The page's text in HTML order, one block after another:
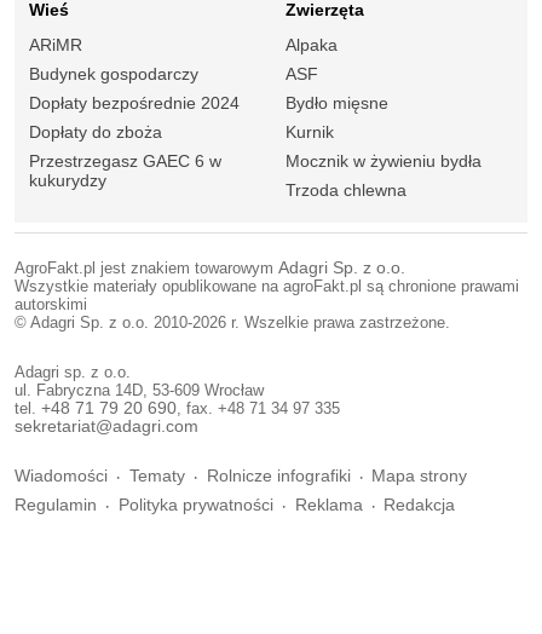
Wieś
ARiMR
Budynek gospodarczy
Dopłaty bezpośrednie 2024
Dopłaty do zboża
Przestrzegasz GAEC 6 w
kukurydzy
Zwierzęta
Alpaka
ASF
Bydło mięsne
Kurnik
Mocznik w żywieniu bydła
Trzoda chlewna
AgroFakt.pl jest znakiem towarowym Adagri Sp. z o.o.
Wszystkie materiały opublikowane na agroFakt.pl są chronione prawami
autorskimi
© Adagri Sp. z o.o. 2010-2026 r. Wszelkie prawa zastrzeżone.
Adagri sp. z o.o.
ul. Fabryczna 14D, 53-609 Wrocław
tel. +48 71 79 20 690 , fax. +48 71 34 97 335
sekretariat@adagri.com
Wiadomości Tematy Rolnicze infografiki
Mapa strony
Regulamin
Polityka prywatności Reklama Redakcja